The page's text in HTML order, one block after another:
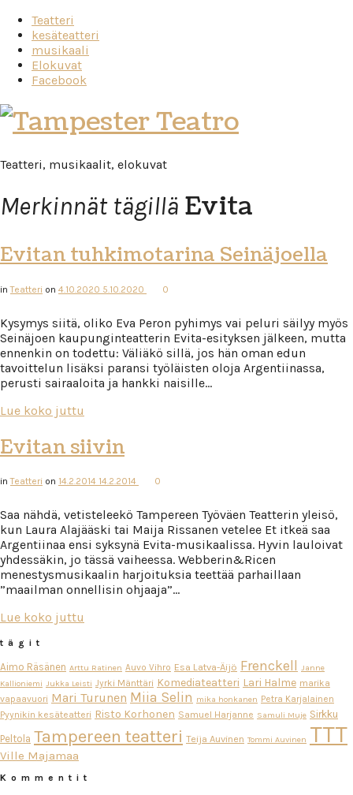
Teatteri
kesäteatteri
musikaali
Elokuvat
Facebook
Tampester
Teatro
Teatteri, musikaalit, elokuvat
Merkinnät tägillä Evita
Evitan tuhkimotarina Seinäjoella
inTeatteri on 4.10.2020 5.10.2020 0
Kysymys siitä, oliko Eva Peron pyhimys vai peluri säilyy myös
Seinäjoen kaupunginteatterin Evita-esityksen jälkeen, mutta
ennenkin on todettu: Väliäkö sillä, jos hän oman edun
tavoittelun lisäksi paransi työläisten oloja Argentiinassa,
perusti sairaaloita ja hankki naisille…
Lue koko juttu
Evitan siivin
inTeatteri on 14.2.2014 14.2.2014 0
Saa nähdä, vetisteleekö Tampereen Työväen Teatterin yleisö,
kun Laura Alajääski tai Maija Rissanen vetelee Et itkeä saa
Argentiinaa ensi syksynä Evita-musikaalissa. Hyvin lauloivat
yhdessäkin, jo tässä vaiheessa. Webberin&Ricen
menestysmusikaalin harjoituksia teettää parhaillaan
”maailman onnellisin ohjaaja”…
Lue koko juttu
tägit
Aimo Räsänen Arttu Ratinen Auvo Vihro Esa Latva-Äijö Frenckell Janne
Kallioniemi Jukka Leisti Jyrki Mänttäri Komediateatteri Lari Halme marika
vapaavuori Mari Turunen Miia Selin mika honkanen Petra Karjalainen
Pyynikin kesäteatteri Risto Korhonen Samuel Harjanne Samuli Muje Sirkku
Peltola Tampereen teatteri Teija Auvinen Tommi Auvinen TTT
Ville Majamaa
Kommentit